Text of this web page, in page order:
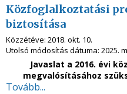
Közfoglalkoztatási
biztosítása
Közzétéve: 2018. okt. 10.
Utolsó módosítás dátuma: 2025.
Javaslat a 2016. évi
megvalósításához
Tovább...